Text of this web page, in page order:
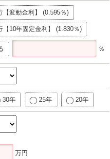
【変動金利】 (0.595％)
【10年固定金利】 (1.830％)
％
30年 25年 20年
万円